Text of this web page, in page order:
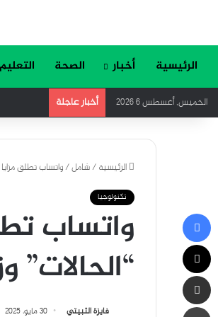
الرئيسية أخبار الصحة التعليم
الخميس, أغسطس 6 2026 أخبار عاجلة
الرئيسية/شامل/واتساب تطلق
تكنولوجيا
واتساب
“الحالات”
فايزة الثبيتي 30 مايو، 2025